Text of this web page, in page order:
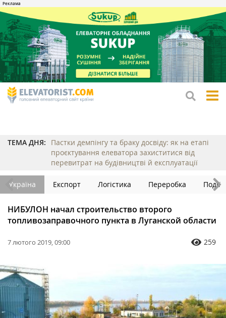
ТЕМА ДНЯ:
Пастки демпінгу та браку досвіду: як на етапі
проєктування елеватора захиститися від
перевитрат на будівництві й експлуатації
Україна Експорт Логістика Переробка Події
НИБУЛОН начал строительство второго
топливозаправочного пункта в Луганской области
7 лютого 2019, 09:00 259